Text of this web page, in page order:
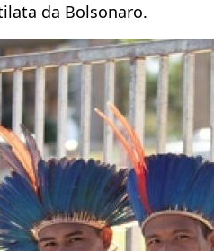
da Bolsonaro.